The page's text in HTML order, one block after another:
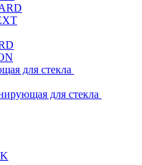
для стекла
для стекла